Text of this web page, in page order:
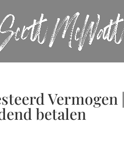
Vermogen |
betalen